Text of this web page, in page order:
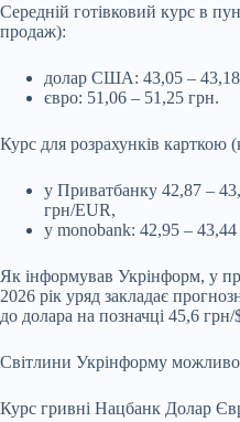
Середній готівковий курс в
продаж):
долар США: 43,05 –
євро: 51,06 – 51,25 грн.
Курс для розрахунків карткою
у Приватбанку 42,87 –
грн/EUR,
у monobank: 42,95 –
Як інформував Укрінформ, у
2026 рік уряд закладає
до долара на позначці 45,6 грн/
Світлини Укрінформу
Курс гривні Нацбанк Долар